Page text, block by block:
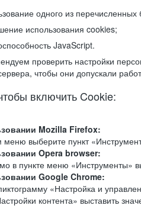
одного из
использования cookies;
JavaScript.
проверить настройки
чтобы они допускали
включить Cookie:
Mozilla Firefox:
выберите пункт
Opera browser:
в пункте меню «Инструменты»
Google Chrome:
«Настройка и
контента» выставить